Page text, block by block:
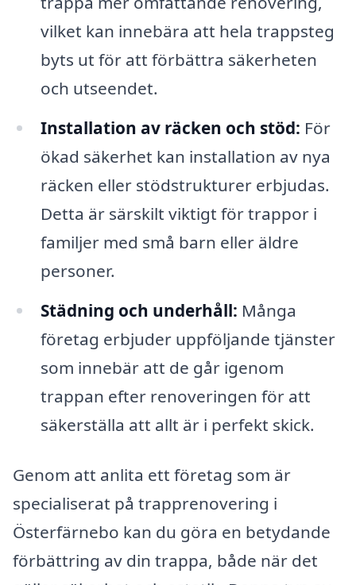
vilket kan innebära att hela trappsteg
byts ut för att förbättra säkerheten
och utseendet.
Installation av räcken och stöd: För
ökad säkerhet kan installation av nya
räcken eller stödstrukturer erbjudas.
Detta är särskilt viktigt för trappor i
familjer med små barn eller äldre
personer.
Städning och underhåll: Många
företag erbjuder uppföljande tjänster
som innebär att de går igenom
trappan efter renoveringen för att
säkerställa att allt är i perfekt skick.
Genom att anlita ett företag som är
specialiserat på trapprenovering i
Österfärnebo kan du göra en betydande
förbättring av din trappa, både när det